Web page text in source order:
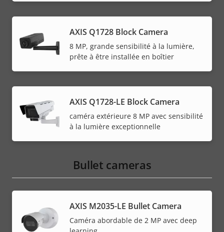
AXIS Q1728 Block Camera
8 MP, grande sensibilité à la lumière,
prête à être installée en boîtier
AXIS Q1728-LE Block Camera
caméra extérieure 8 MP avec sensibilité
à la lumière exceptionnelle
Bullet cameras
AXIS M2035-LE Bullet Camera
Caméra abordable de 2 MP avec deep